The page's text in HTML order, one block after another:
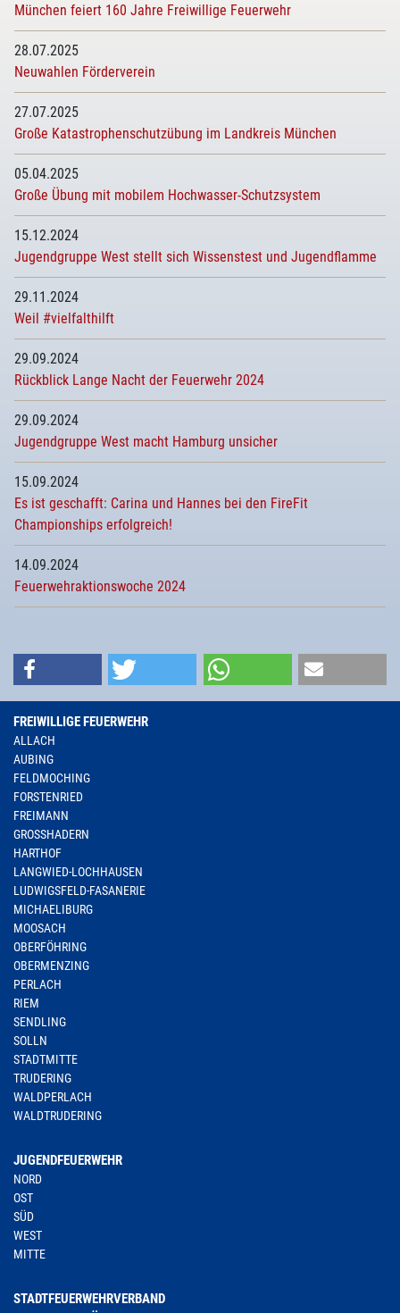
München feiert 160 Jahre Freiwillige Feuerwehr
28.07.2025
Neuwahlen Förderverein
27.07.2025
Große Katastrophenschutzübung im Landkreis München
05.04.2025
Große Übung mit mobilem Hochwasser-Schutzsystem
15.12.2024
Jugendgruppe West stellt sich Wissenstest und Jugendflamme
29.11.2024
Weil #vielfalthilft
29.09.2024
Rückblick Lange Nacht der Feuerwehr 2024
29.09.2024
Jugendgruppe West macht Hamburg unsicher
15.09.2024
Es ist geschafft: Carina und Hannes bei den FireFit
Championships erfolgreich!
14.09.2024
Feuerwehraktionswoche 2024
FREIWILLIGE FEUERWEHR
ALLACH
AUBING
FELDMOCHING
FORSTENRIED
FREIMANN
GROSSHADERN
HARTHOF
LANGWIED-LOCHHAUSEN
LUDWIGSFELD-FASANERIE
MICHAELIBURG
MOOSACH
OBERFÖHRING
OBERMENZING
PERLACH
RIEM
SENDLING
SOLLN
STADTMITTE
TRUDERING
WALDPERLACH
WALDTRUDERING
JUGENDFEUERWEHR
NORD
OST
SÜD
WEST
MITTE
STADTFEUERWEHRVERBAND